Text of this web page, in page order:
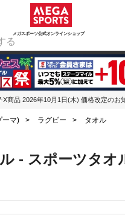
メガスポーツ公式オンラインショップ
アウトドア
X商品 2026年10月1日(木) 価格改定のお
ーマ) > ラグビー >
タオル
- スポーツタオ